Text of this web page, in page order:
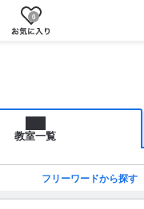
0
教室一覧
フリーワードから探す